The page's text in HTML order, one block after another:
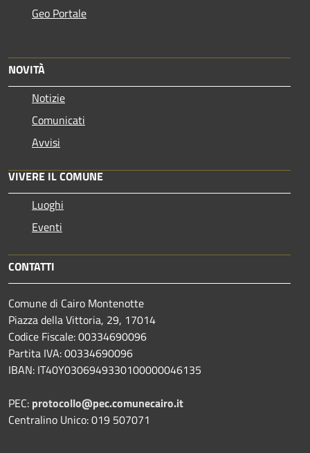
Geo Portale
NOVITÀ
Notizie
Comunicati
Avvisi
VIVERE IL COMUNE
Luoghi
Eventi
CONTATTI
Comune di Cairo Montenotte
Piazza della Vittoria, 29, 17014
Codice Fiscale: 00334690096
Partita IVA: 00334690096
IBAN: IT40Y0306949330100000046135
PEC: protocollo@pec.comunecairo.it
Centralino Unico: 019 507071